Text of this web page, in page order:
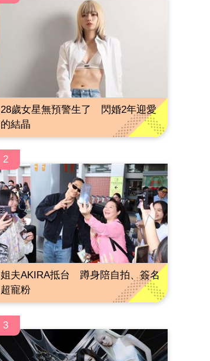
28歲女星無預警生了 閃婚2年迎愛
的結晶
2
姐夫AKIRA抵台 蹲身陪自拍、簽名
超寵粉
3